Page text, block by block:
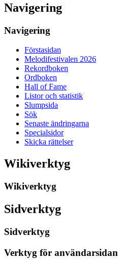
Navigering
Navigering
Förstasidan
Melodifestivalen 2026
Rekordboken
Ordboken
Hall of Fame
Listor och statistik
Slumpsida
Sök
Senaste ändringarna
Specialsidor
Skicka rättelser
Wikiverktyg
Wikiverktyg
Sidverktyg
Sidverktyg
Verktyg för användarsidan